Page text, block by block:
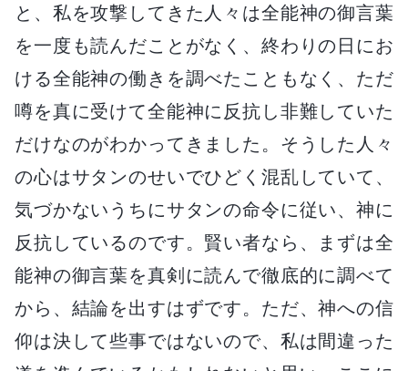
と、私を攻撃してきた人々は全能神の御言葉
を一度も読んだことがなく、終わりの日にお
ける全能神の働きを調べたこともなく、ただ
噂を真に受けて全能神に反抗し非難していた
だけなのがわかってきました。そうした人々
の心はサタンのせいでひどく混乱していて、
気づかないうちにサタンの命令に従い、神に
反抗しているのです。賢い者なら、まずは全
能神の御言葉を真剣に読んで徹底的に調べて
から、結論を出すはずです。ただ、神への信
仰は決して些事ではないので、私は間違った